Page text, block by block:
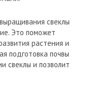
свеклы
Это поможет
растения и
подготовка почвы
свеклы и позволит